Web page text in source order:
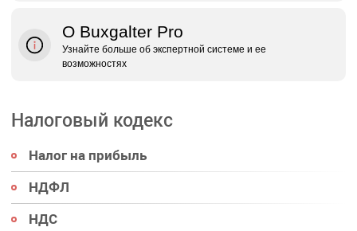
О Buxgalter Pro
Узнайте больше об экспертной системе и ее
возможностях
Налоговый кодекс
Налог на прибыль
НДФЛ
НДС